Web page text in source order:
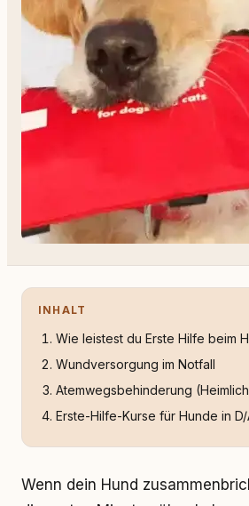
INHALT
Wie leistest du Erste Hilfe beim
Wundversorgung im Notfall
Atemwegsbehinderung
Erste-Hilfe-Kurse für Hunde in D/
Wenn dein Hund